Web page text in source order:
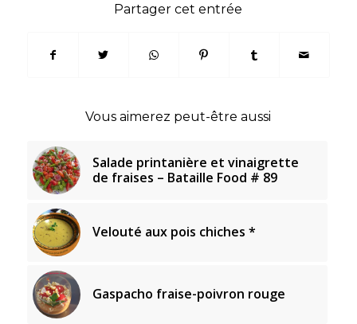
Partager cet entrée
Vous aimerez peut-être aussi
Salade printanière et vinaigrette
de fraises – Bataille Food # 89
Velouté aux pois chiches *
Gaspacho fraise-poivron rouge